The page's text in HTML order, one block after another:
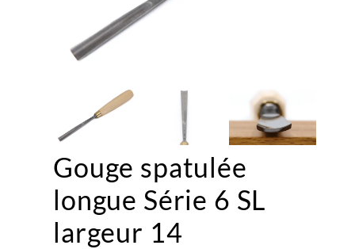
Gouge spatulée
longue Série 6 SL
largeur 14